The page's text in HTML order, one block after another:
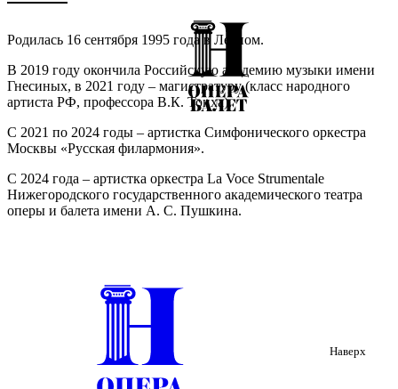
Родилась 16 сентября 1995 года в Лесном.
В 2019 году окончила Российскую академию музыки имени
Гнесиных, в 2021 году – магистратуру (класс народного
артиста РФ, профессора В.К. Тонха).
С 2021 по 2024 годы – артистка Симфонического оркестра
Москвы «Русская филармония».
С 2024 года – артистка оркестра La Voce Strumentale
Нижегородского государственного академического театра
оперы и балета имени А. С. Пушкина.
Наверх